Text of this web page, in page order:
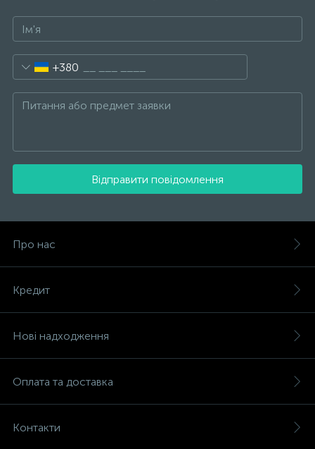
+380
Відправити повідомлення
Про нас
Кредит
Нові надходження
Оплата та доставка
Контакти